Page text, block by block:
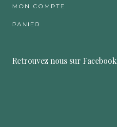
MON COMPTE
PANIER
Retrouvez nous sur Facebook